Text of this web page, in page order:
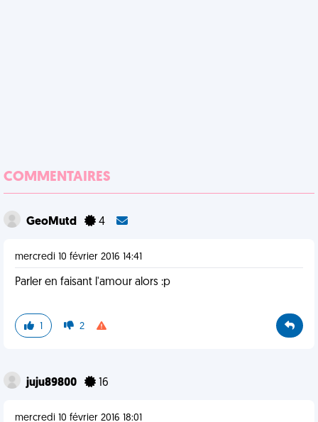
COMMENTAIRES
GeoMutd 4
mercredi 10 février 2016 14:41
Parler en faisant l'amour alors :p
1 2
juju89800 16
mercredi 10 février 2016 18:01